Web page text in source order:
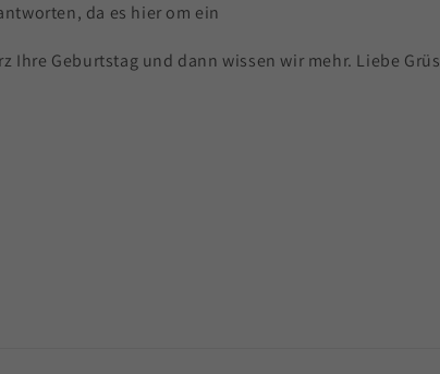
da es hier om ein
Ihre Geburtstag und dann wissen wir mehr. Liebe